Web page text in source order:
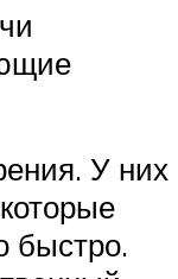
У них
быстро.